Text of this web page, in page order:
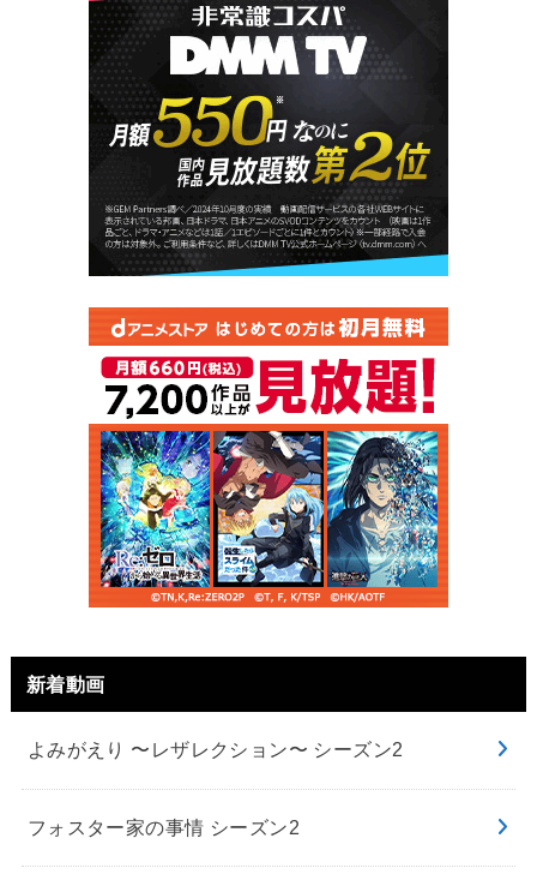
新着動画
よみがえり 〜レザレクション〜 シーズン2
フォスター家の事情 シーズン2